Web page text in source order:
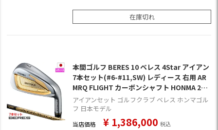
在庫切れ
本間ゴルフ BERES 10 ベレス 4Star アイアン
7本セット(#6-#11,SW) レディース 右用 AR
MRQ FLIGHT カーボンシャフト HONMA 202
6年モデル 日本正規品 ゴルフクラブ
アイアンセット ゴルフクラブ ベレス ホンマゴル
フ 日本モデル
当店価格 ¥ 1,386,000 税込